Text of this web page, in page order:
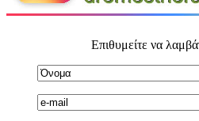
Επιθυμείτε να